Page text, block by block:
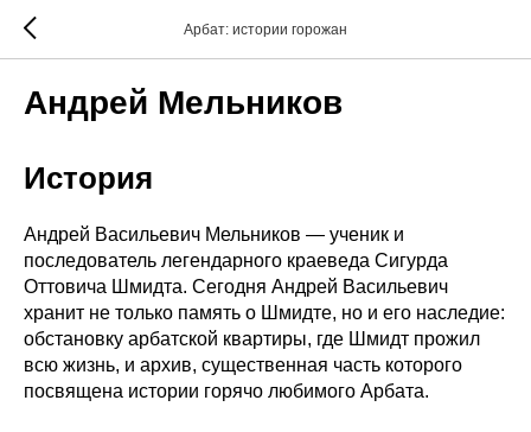
Арбат: истории горожан
Андрей Мельников
История
Андрей Васильевич Мельников — ученик и
последователь легендарного краеведа Сигурда
Оттовича Шмидта. Сегодня Андрей Васильевич
хранит не только память о Шмидте, но и его наследие:
обстановку арбатской квартиры, где Шмидт прожил
всю жизнь, и архив, существенная часть которого
посвящена истории горячо любимого Арбата.